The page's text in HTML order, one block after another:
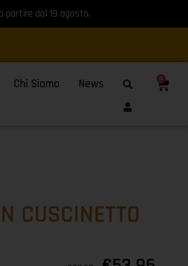
partire dal 19 agosto.
Chi Siamo News 0
CUSCINETTO